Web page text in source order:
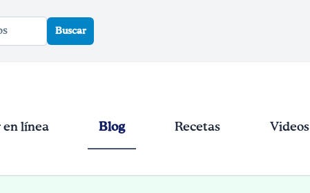
Buscar
línea Blog Recetas Videos